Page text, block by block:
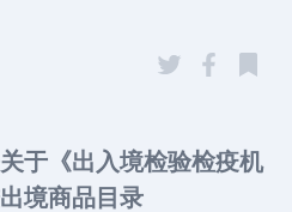
于《出入境检验检疫机
境商品目录